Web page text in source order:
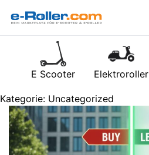
E Scooter Elektroroller
Kategorie: Uncategorized